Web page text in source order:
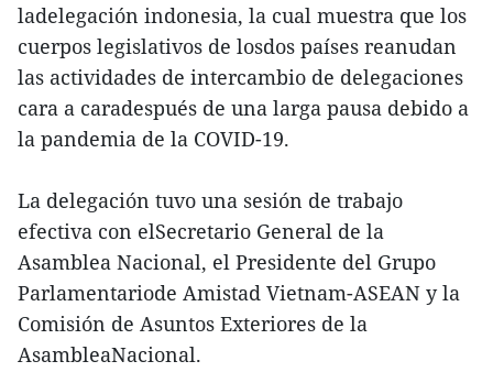
ladelegación indonesia, la cual muestra que los
cuerpos legislativos de losdos países reanudan
las actividades de intercambio de delegaciones
cara a caradespués de una larga pausa debido a
la pandemia de la COVID-19.
La delegación tuvo una sesión de trabajo
efectiva con elSecretario General de la
Asamblea Nacional, el Presidente del Grupo
Parlamentariode Amistad Vietnam-ASEAN y la
Comisión de Asuntos Exteriores de la
AsambleaNacional.